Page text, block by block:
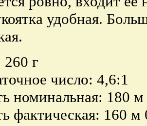
удобная.
г
число: 4,6:1
номинальная: 180
фактическая: 160